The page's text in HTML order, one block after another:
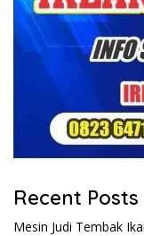
Recent Posts
Mesin Judi Tembak